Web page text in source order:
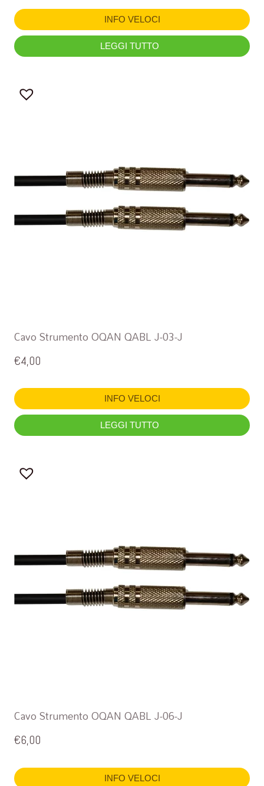
INFO VELOCI
LEGGI TUTTO
Cavo Strumento OQAN QABL J-03-J
€4,00
INFO VELOCI
LEGGI TUTTO
Cavo Strumento OQAN QABL J-06-J
€6,00
INFO VELOCI